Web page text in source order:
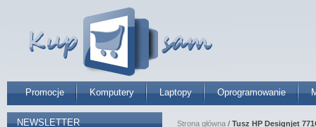
Promocje Komputery Laptopy Oprogramowanie
Strona główna / Tusz HP Designjet
NEWSLETTER